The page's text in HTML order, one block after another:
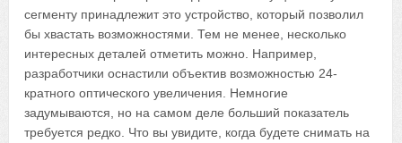
сегменту принадлежит это устройство, который позволил
бы хвастать возможностями. Тем не менее, несколько
интересных деталей отметить можно. Например,
разработчики оснастили объектив возможностью 24-
кратного оптического увеличения. Немногие
задумываются, но на самом деле больший показатель
требуется редко. Что вы увидите, когда будете снимать на